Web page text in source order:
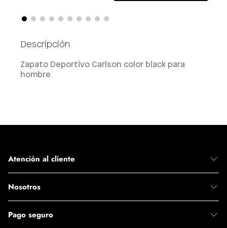
Zapato Deportivo Carlson color black para
hombre
Atención al cliente
Nosotros
Pago seguro